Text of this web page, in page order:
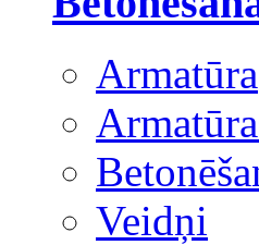
Armatūra
Veidņi